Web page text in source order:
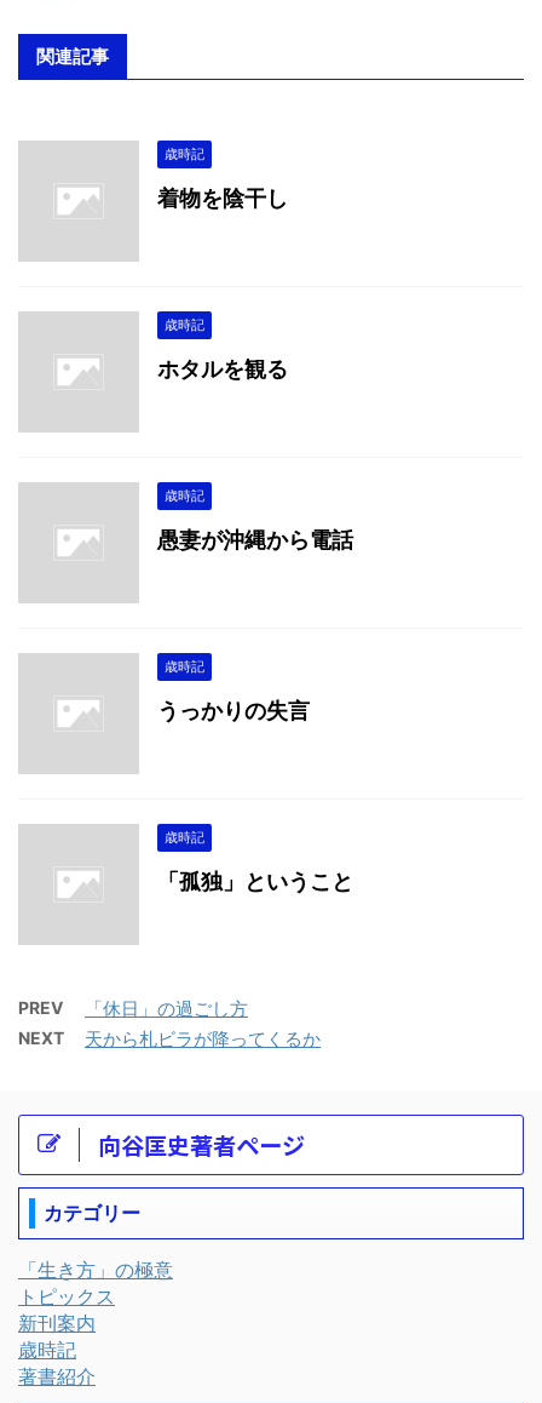
関連記事
歳時記
着物を陰干し
歳時記
ホタルを観る
歳時記
愚妻が沖縄から電話
歳時記
うっかりの失言
歳時記
「孤独」ということ
PREV 「休日」の過ごし方
NEXT 天から札ビラが降ってくるか
向谷匡史著者ページ
カテゴリー
「生き方」の極意
トピックス
新刊案内
歳時記
著書紹介